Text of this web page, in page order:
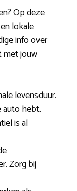
Op deze
lokale
info over
met jouw
levensduur.
auto hebt.
is al
Zorg bij